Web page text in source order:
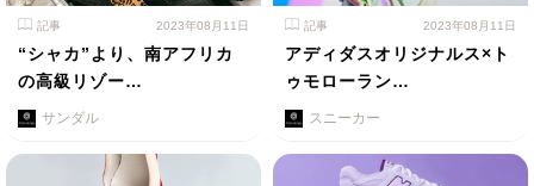
記事 2023年08月11日
“シャカ”より、南アフリカ
の高級リゾー…
サンダル
記事 2023年08月11日
アディダスオリジナルス×ト
ゥモローラン…
スニーカー